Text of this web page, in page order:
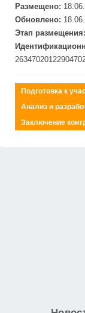
Размещено:
Обновлено:
Этап размещения:
Подготовка к
Анализ и
Заключение